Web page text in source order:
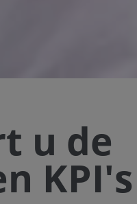
u de
KPI's